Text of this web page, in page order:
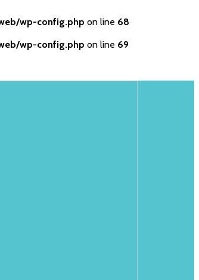
wp-config.php on line 68
wp-config.php on line 69